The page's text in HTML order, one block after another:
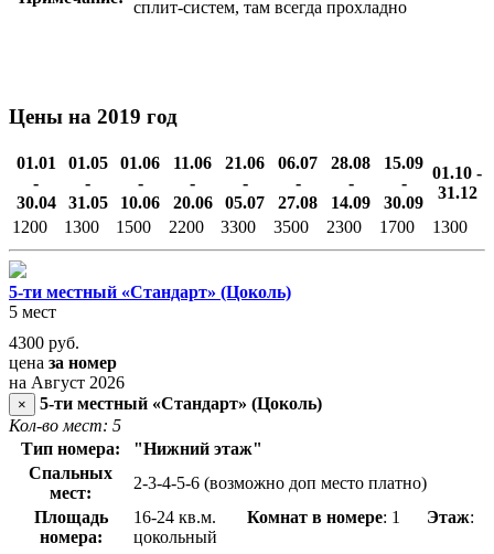
сплит-систем, там всегда прохладно
Цены на 2019 год
01.01
-
30.04
01.05
-
31.05
01.06
-
10.06
11.06
-
20.06
21.06
-
05.07
06.07
-
27.08
28.08
-
14.09
15.09
-
30.09
01.10 -
31.12
1200
1300 1500 2200 3300 3500 2300 1700 1300
5-ти местный «Стандарт» (Цоколь)
5 мест
4300 руб.
цена за номер
на Август 2026
×
5-ти местный «Стандарт» (Цоколь)
Кол-во мест: 5
Тип номера:
"Нижний этаж"
Спальных
мест:
2-3-4-5-6 (возможно доп место платно)
Площадь
номера:
16-24 кв.м. Комнат в номере: 1 Этаж:
цокольный